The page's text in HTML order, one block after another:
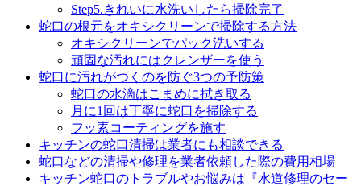
Step5.きれいに水洗いしたら掃除完了
蛇口の根元をオキシクリーンで掃除する方法
オキシクリーンでパック洗いする
頑固な汚れにはクレンザーを使う
蛇口に汚れがつくのを防ぐ3つの予防策
蛇口の水滴はこまめに拭き取る
月に1回は丁寧に蛇口を掃除する
フッ素コーティングを施す
キッチンの蛇口清掃は業者にも相談できる
蛇口などの清掃や修理を業者依頼した際の費用相場
キッチン蛇口のトラブルやお悩みは『水道修理のセー